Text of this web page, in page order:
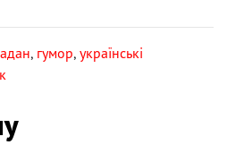
, гумор, українські